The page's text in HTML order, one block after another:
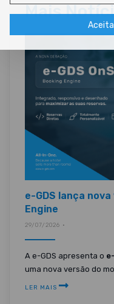
Mais
e-GDS lança
Engine
29/07/2026 •
A e-GDS apresenta o
uma nova versão do
LER MAIS